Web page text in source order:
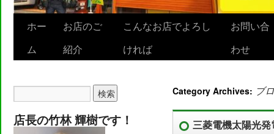
Skip
ホー
ム
お店のご
紹介
こんなお店でよろし
ければ
お問い合
わせ
Category Archives: ブ
三菱電機太陽光
店長の竹林 輝樹です！